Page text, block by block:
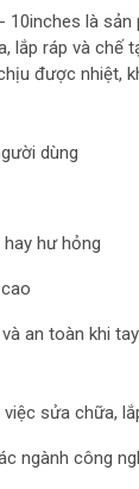
10inches là
lắp ráp và chế
được nhiệt,
dùng
hư hỏng
an toàn khi
sửa chữa,
ngành công